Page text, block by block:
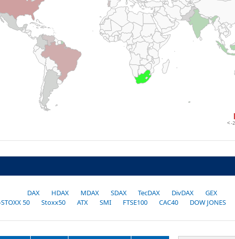
-
DAX HDAX MDAX SDAX TecDAX DivDAX
GEX
STOXX 50 Stoxx50 ATX SMI FTSE100 CAC40 DOW JONES